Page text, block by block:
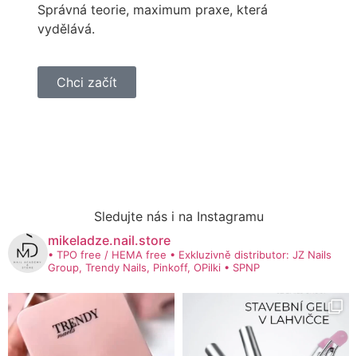
Správná teorie, maximum praxe, která
vydělává.
Chci začít
Sledujte nás i na Instagramu
mikeladze.nail.store
• TPO free / HEMA free • Exkluzivně distributor: JZ Nails
Group, Trendy Nails, Pinkoff, OPilki • SPNP